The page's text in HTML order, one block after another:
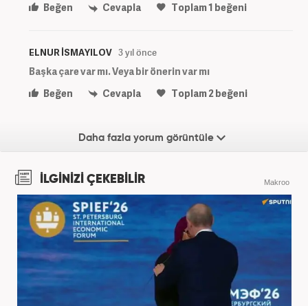
Beğen
Cevapla Toplam1 beğeni
ELNUR İSMAYILOV 3 yıl önce
Başka çare var mı. Veya bir önerin var mı
Beğen
Cevapla Toplam2 beğeni
Daha fazla yorum görüntüle
İLGİNİZİ ÇEKEBİLİR Makroo